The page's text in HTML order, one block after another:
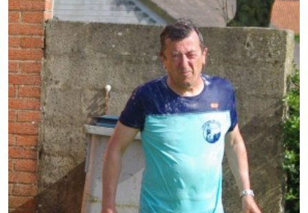
Numéros d'urgence
Terrains et maisons à vendre
VOTRE MAIRIE
Elus et agents
L'équipe municipale
Le personnel municipal
Les moyens financiers